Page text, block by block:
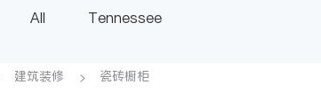
All Tennessee
建筑装修 瓷砖橱柜